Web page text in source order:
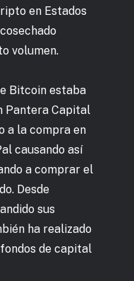
en Estados
volumen.
Bitcoin estaba
Pantera Capital
a la compra en
causando así
a comprar el
Desde
sus
ha realizado
de capital